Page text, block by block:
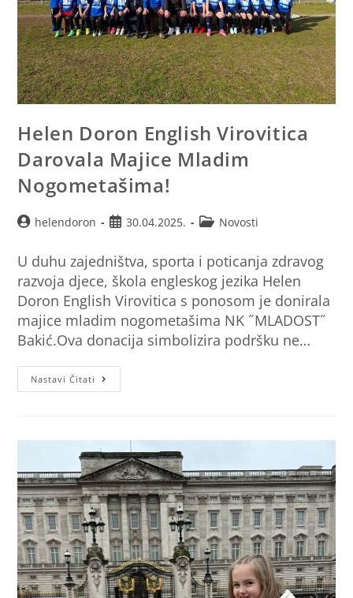
Helen Doron English Virovitica
Darovala Majice Mladim
Nogometašima!
helendoron 30.04.2025. Novosti
U duhu zajedništva, sporta i poticanja zdravog
razvoja djece, škola engleskog jezika Helen
Doron English Virovitica s ponosom je donirala
majice mladim nogometašima NK ˝MLADOST˝
Bakić.Ova donacija simbolizira podršku ne…
Nastavi Čitati